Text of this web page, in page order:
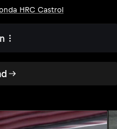
HRC Castrol